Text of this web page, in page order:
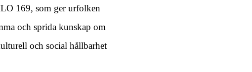
169, som ger urfolken
och sprida kunskap om
och social hållbarhet